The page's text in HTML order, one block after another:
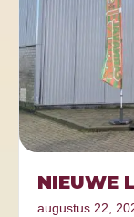
NIEUWE
augustus 22,